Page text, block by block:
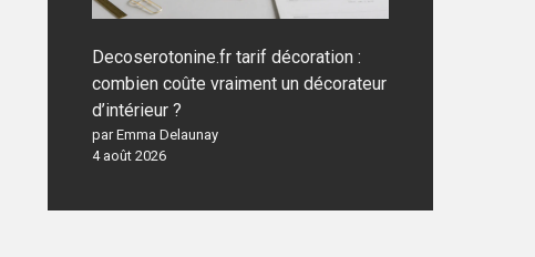
Decoserotonine.fr tarif décoration :
combien coûte vraiment un décorateur
d’intérieur ?
par Emma Delaunay
4 août 2026